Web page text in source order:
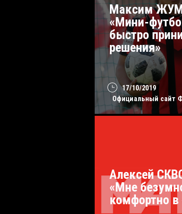
17/10/2019
Официальный сайт
Максим
«Мини-
быстро
решения»
Алексей
«Мне
комфортно